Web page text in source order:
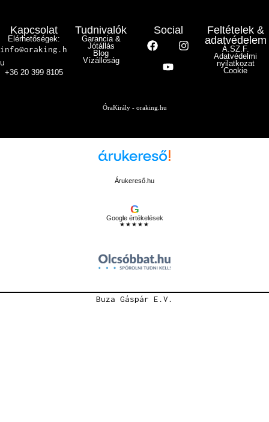
Kapcsolat
Elérhetőségek:
info@oraking.h
u
+36 20 399 8105
Tudnivalók
Garancia &
Jótállás
Blog
Vízállóság
Social
Feltételek &
adatvédelem
Á.SZ.F.
Adatvédelmi
nyilatkozat
Cookie
ÓraKirály - oraking.hu
Árukereső.hu
G
Google értékelések
★★★★★
Buza Gáspár E.V.